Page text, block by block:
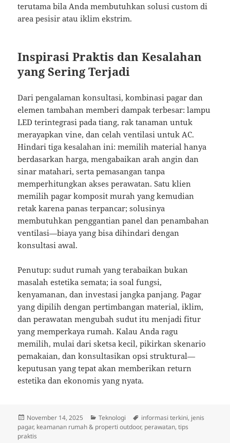
terutama bila Anda membutuhkan solusi custom di
area pesisir atau iklim ekstrim.
Inspirasi Praktis dan Kesalahan
yang Sering Terjadi
Dari pengalaman konsultasi, kombinasi pagar dan
elemen tambahan memberi dampak terbesar: lampu
LED terintegrasi pada tiang, rak tanaman untuk
merayapkan vine, dan celah ventilasi untuk AC.
Hindari tiga kesalahan ini: memilih material hanya
berdasarkan harga, mengabaikan arah angin dan
sinar matahari, serta pemasangan tanpa
memperhitungkan akses perawatan. Satu klien
memilih pagar komposit murah yang kemudian
retak karena panas terpancar; solusinya
membutuhkan penggantian panel dan penambahan
ventilasi—biaya yang bisa dihindari dengan
konsultasi awal.
Penutup: sudut rumah yang terabaikan bukan
masalah estetika semata; ia soal fungsi,
kenyamanan, dan investasi jangka panjang. Pagar
yang dipilih dengan pertimbangan material, iklim,
dan perawatan mengubah sudut itu menjadi fitur
yang memperkaya rumah. Kalau Anda ragu
memilih, mulai dari sketsa kecil, pikirkan skenario
pemakaian, dan konsultasikan opsi struktural—
keputusan yang tepat akan memberikan return
estetika dan ekonomis yang nyata.
Posted
on
November 14, 2025 Categories
Teknologi Tags
informasi terkini, jenis
pagar, keamanan rumah & properti outdoor, perawatan,tips
praktis